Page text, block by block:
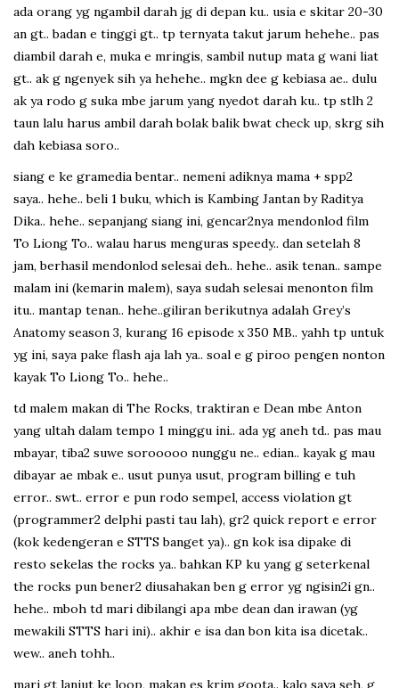
ada orang yg ngambil darah jg di depan ku.. usia e skitar 20-30
an gt.. badan e tinggi gt.. tp ternyata takut jarum hehehe.. pas
diambil darah e, muka e mringis, sambil nutup mata g wani liat
gt.. ak g ngenyek sih ya hehehe.. mgkn dee g kebiasa ae.. dulu
ak ya rodo g suka mbe jarum yang nyedot darah ku.. tp stlh 2
taun lalu harus ambil darah bolak balik bwat check up, skrg sih
dah kebiasa soro..
siang e ke gramedia bentar.. nemeni adiknya mama + spp2
saya.. hehe.. beli 1 buku, which is Kambing Jantan by Raditya
Dika.. hehe.. sepanjang siang ini, gencar2nya mendonlod film
To Liong To.. walau harus menguras speedy.. dan setelah 8
jam, berhasil mendonlod selesai deh.. hehe.. asik tenan.. sampe
malam ini (kemarin malem), saya sudah selesai menonton film
itu.. mantap tenan.. hehe..giliran berikutnya adalah Grey’s
Anatomy season 3, kurang 16 episode x 350 MB.. yahh tp untuk
yg ini, saya pake flash aja lah ya.. soal e g piroo pengen nonton
kayak To Liong To.. hehe..
td malem makan di The Rocks, traktiran e Dean mbe Anton
yang ultah dalam tempo 1 minggu ini.. ada yg aneh td.. pas mau
mbayar, tiba2 suwe sorooooo nunggu ne.. edian.. kayak g mau
dibayar ae mbak e.. usut punya usut, program billing e tuh
error.. swt.. error e pun rodo sempel, access violation gt
(programmer2 delphi pasti tau lah), gr2 quick report e error
(kok kedengeran e STTS banget ya).. gn kok isa dipake di
resto sekelas the rocks ya.. bahkan KP ku yang g seterkenal
the rocks pun bener2 diusahakan ben g error yg ngisin2i gn..
hehe.. mboh td mari dibilangi apa mbe dean dan irawan (yg
mewakili STTS hari ini).. akhir e isa dan bon kita isa dicetak..
wew.. aneh tohh..
mari gt lanjut ke loop, makan es krim goota.. kalo saya seh, g